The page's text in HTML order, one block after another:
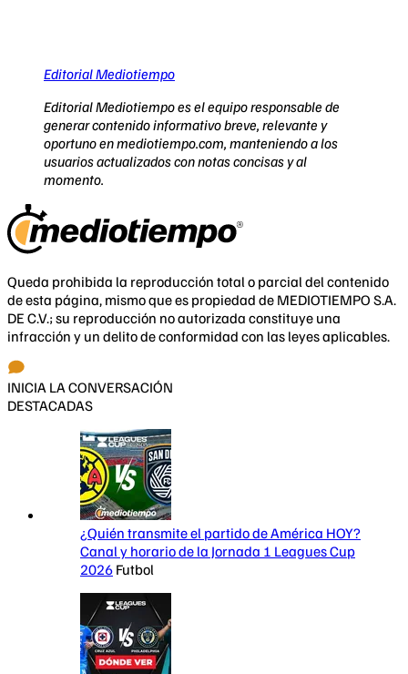
Editorial Mediotiempo
Editorial Mediotiempo es el equipo responsable de
generar contenido informativo breve, relevante y
oportuno en mediotiempo.com, manteniendo a los
usuarios actualizados con notas concisas y al
momento.
Queda prohibida la reproducción total o parcial del contenido
de esta página, mismo que es propiedad de MEDIOTIEMPO S.A.
DE C.V.; su reproducción no autorizada constituye una
infracción y un delito de conformidad con las leyes aplicables.
INICIA LA CONVERSACIÓN
DESTACADAS
¿Quién transmite el partido de América HOY?
Canal y horario de la Jornada 1 Leagues Cup
2026 Futbol